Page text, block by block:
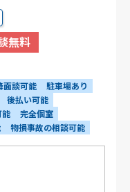
無料
面談可能
駐車場あり
後払い可能
能
完全個室
物損事故の相談可能